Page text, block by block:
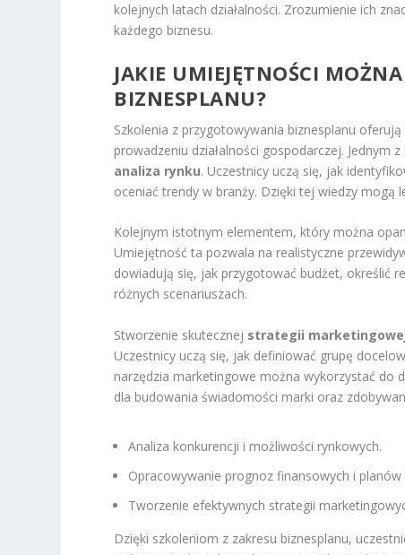
kolejnych latach działalności. Zrozumienie ich
każdego biznesu.
JAKIE UMIEJĘTNOŚCI
BIZNESPLANU?
Szkolenia z przygotowywania biznesplanu
prowadzeniu działalności gospodarczej. Jednym
analiza rynku. Uczestnicy uczą się, jak
oceniać trendy w branży. Dzięki tej wiedzy
Kolejnym istotnym elementem, który można
Umiejętność ta pozwala na realistyczne
dowiadują się, jak przygotować budżet, określić
różnych scenariuszach.
Stworzenie skutecznej strategii
Uczestnicy uczą się, jak definiować grupę
narzędzia marketingowe można wykorzystać do
dla budowania świadomości marki oraz
Analiza konkurencji i możliwości rynkowych.
Opracowywanie prognoz finansowych i planów
Tworzenie efektywnych strategii
Dzięki szkoleniom z zakresu biznesplanu,